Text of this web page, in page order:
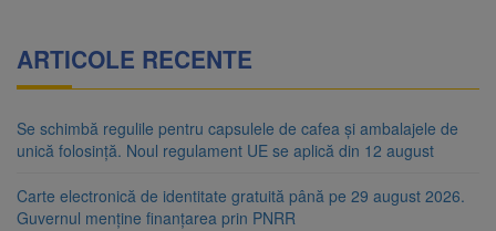
ARTICOLE RECENTE
Se schimbă regulile pentru capsulele de cafea și ambalajele de
unică folosință. Noul regulament UE se aplică din 12 august
Carte electronică de identitate gratuită până pe 29 august 2026.
Guvernul menține finanțarea prin PNRR